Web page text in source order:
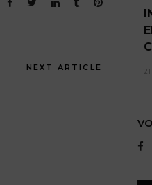
NEXT ARTICLE